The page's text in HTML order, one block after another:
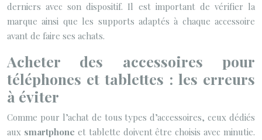
derniers avec son dispositif. Il est important de vérifier la
marque ainsi que les supports adaptés à chaque accessoire
avant de faire ses achats.
Acheter des accessoires pour
téléphones et tablettes : les erreurs
à éviter
Comme pour l’achat de tous types d’accessoires, ceux dédiés
aux smartphone et tablette doivent être choisis avec minutie.